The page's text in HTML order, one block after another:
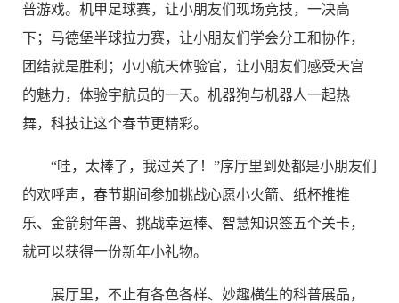
普游戏。机甲足球赛，让小朋友们现场竞技，一决高
下；马德堡半球拉力赛，让小朋友们学会分工和协作，
团结就是胜利；小小航天体验官，让小朋友们感受天宫
的魅力，体验宇航员的一天。机器狗与机器人一起热
舞，科技让这个春节更精彩。
“哇，太棒了，我过关了！”序厅里到处都是小朋友们
的欢呼声，春节期间参加挑战心愿小火箭、纸杯推推
乐、金箭射年兽、挑战幸运棒、智慧知识签五个关卡，
就可以获得一份新年小礼物。
展厅里，不止有各色各样、妙趣横生的科普展品，